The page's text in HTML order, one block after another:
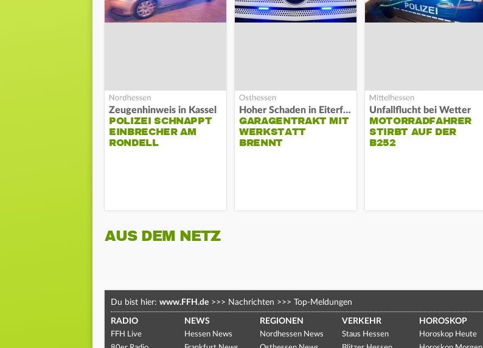
Zeugenhinweis in Kassel
POLIZEI SCHNAPPT
EINBRECHER AM
RONDELL
Hoher Schaden in Eiterfeld
GARAGENTRAKT MIT
WERKSTATT
BRENNT
Unfallflucht bei Wetter
MOTORRADFAHRER
STIRBT AUF DER
B252
AUS DEM NETZ
Du bist hier: www.FFH.de >>> Nachrichten >>> Top-Meldungen
RADIO
FFH Live
NEWS
Hessen News
REGIONEN
Nordhessen News
VERKEHR
Staus Hessen
HOROSKOP
Horoskop Heute